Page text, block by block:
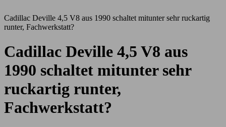
Cadillac Deville 4,5 V8 aus 1990 schaltet mitunter sehr ruckartig
runter, Fachwerkstatt?
Cadillac Deville 4,5 V8 aus
1990 schaltet mitunter sehr
ruckartig runter,
Fachwerkstatt?